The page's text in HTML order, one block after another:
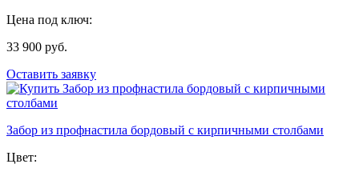
Цена под ключ:
33 900 руб.
Оставить заявку
Забор из профнастила бордовый с кирпичными столбами
Цвет: